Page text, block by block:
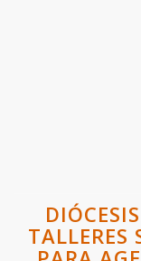
TALLERES